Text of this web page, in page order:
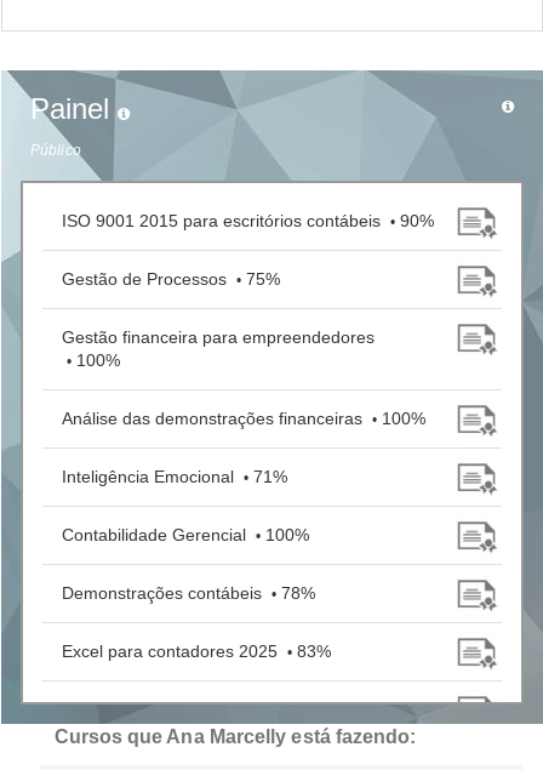
Painel
Público
ISO 9001 2015 para escritórios contábeis • 90%
Gestão de Processos • 75%
Gestão financeira para empreendedores
• 100%
Análise das demonstrações financeiras • 100%
Inteligência Emocional • 71%
Contabilidade Gerencial • 100%
Demonstrações contábeis • 78%
Excel para contadores 2025 • 83%
Aspectos Fiscais do Balanço 100%
Cursos que Ana Marcelly está fazendo: